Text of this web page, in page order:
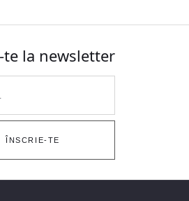
la newsletter
ÎNSCRIE-TE